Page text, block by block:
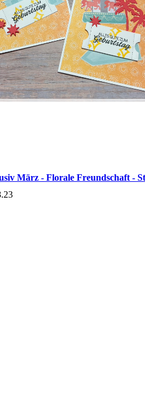
März - Florale Freundschaft -